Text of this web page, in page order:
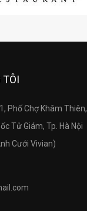
TÔI
Phố Chợ Khâm Thiên,
Tử Giám, Tp. Hà Nội
Cưới Vivian)